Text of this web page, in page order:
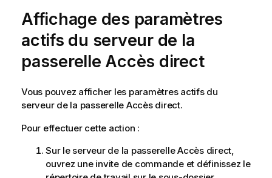
o
n
s
Affichage des paramètres
actifs du serveur de la
passerelle Accès direct
Vous pouvez afficher les paramètres actifs du
serveur de la passerelle Accès direct.
Pour effectuer cette action :
Sur le serveur de la passerelle Accès direct,
ouvrez une invite de commande et définissez le